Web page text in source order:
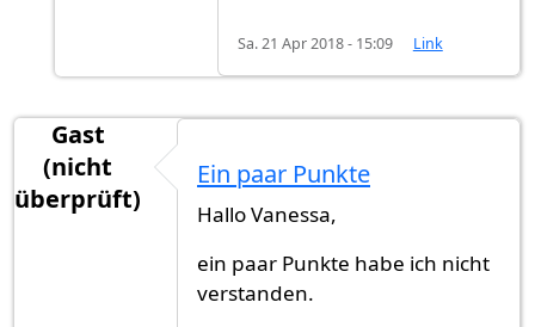
Sa. 21 Apr 2018 - 15:09 Link
Gast
(nicht
überprüft)
Ein paar Punkte
Hallo Vanessa,
ein paar Punkte habe ich nicht
verstanden.